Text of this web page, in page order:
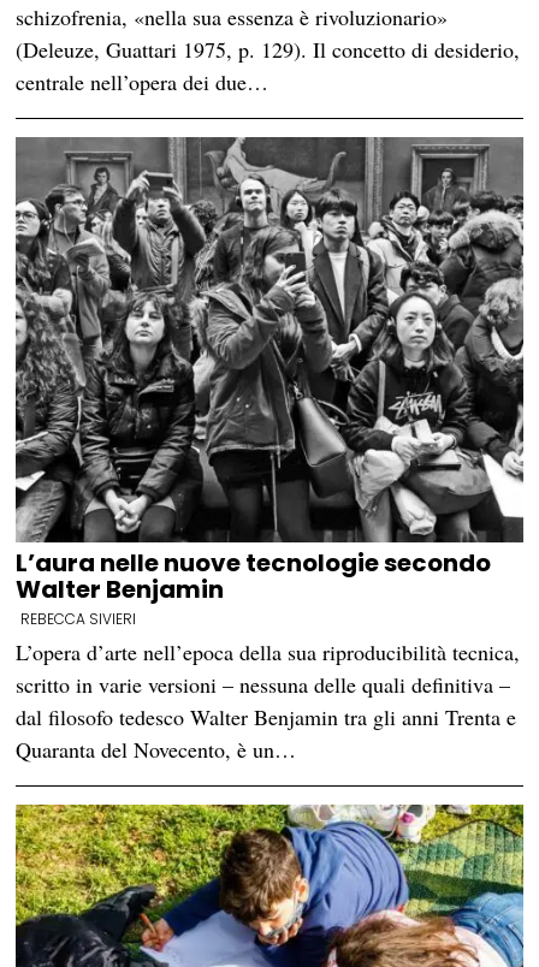
schizofrenia, «nella sua essenza è rivoluzionario»
(Deleuze, Guattari 1975, p. 129). Il concetto di desiderio,
centrale nell’opera dei due…
L’aura nelle nuove tecnologie secondo
Walter Benjamin
REBECCA SIVIERI
L’opera d’arte nell’epoca della sua riproducibilità tecnica,
scritto in varie versioni – nessuna delle quali definitiva –
dal filosofo tedesco Walter Benjamin tra gli anni Trenta e
Quaranta del Novecento, è un…